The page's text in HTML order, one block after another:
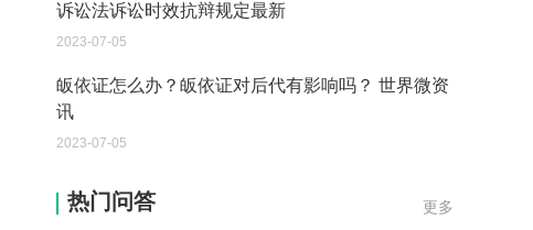
诉讼法诉讼时效抗辩规定最新
2023-07-05
皈依证怎么办？皈依证对后代有影响吗？ 世界微资
讯
2023-07-05
更多
热门问答
遗产继承必须要公证吗？